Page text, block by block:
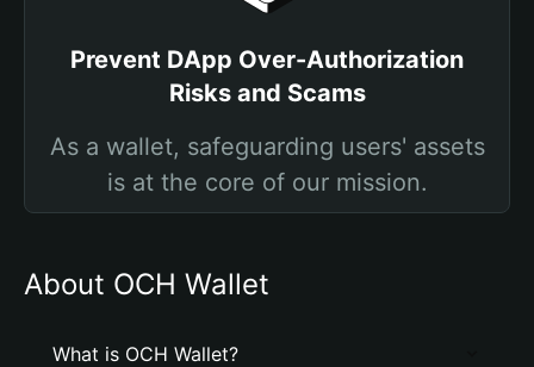
Prevent DApp Over-Authorization
Risks and Scams
As a wallet, safeguarding users' assets
is at the core of our mission.
About OCH Wallet
What is OCH Wallet?